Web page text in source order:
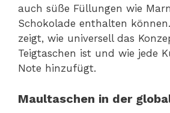
auch süße Füllungen wie
Schokolade enthalten
zeigt, wie universell das
Teigtaschen ist und wie jede
Note hinzufügt.
Maultaschen in der